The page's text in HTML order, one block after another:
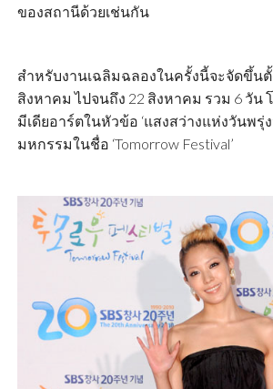
ของสถานีด้วยเช่นกัน
สำหรับงานเฉลิมฉลองในครั้งนี้จะจัดขึ้น
สิงหาคม ไปจนถึง 22 สิงหาคม รวม 6 วัน
มีเดียอาร์ตในหัวข้อ ‘แสงสว่างแห่งวันพรุ่
มหกรรมในชื่อ ‘Tomorrow Festival’